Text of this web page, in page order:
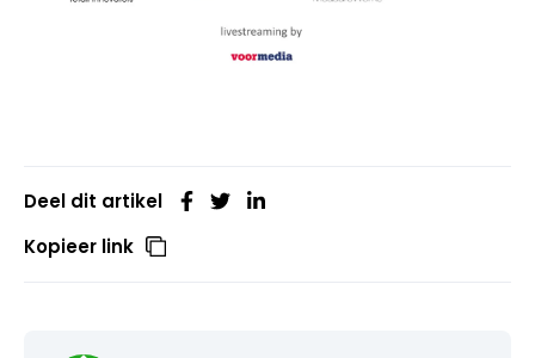
Deel dit artikel
Kopieer link